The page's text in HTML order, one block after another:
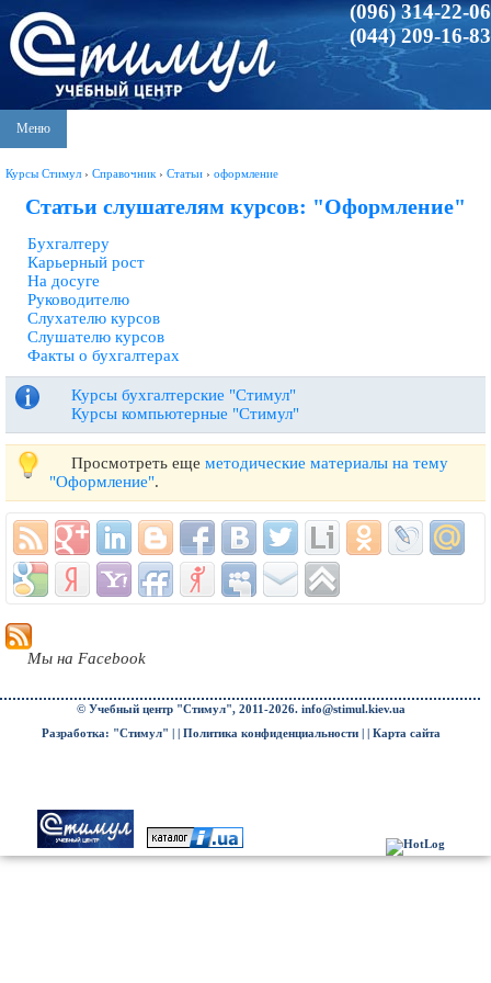
(096) 314-22-06
(044) 209-16-83
Меню
Курсы Стимул › Справочник › Статьи › оформление
Статьи слушателям курсов: "Оформление"
Бухгалтеру
Карьерный рост
На досуге
Руководителю
Слухателю курсов
Слушателю курсов
Факты о бухгалтерах
Курсы бухгалтерские "Стимул"
Курсы компьютерные "Стимул"
Просмотреть еще методические материалы на тему
"Оформление".
Мы на Facebook
© Учебный центр "Стимул", 2011-2026. info@stimul.kiev.ua
Разработка: "Стимул" | | Политика конфиденциальности| | Карта сайта